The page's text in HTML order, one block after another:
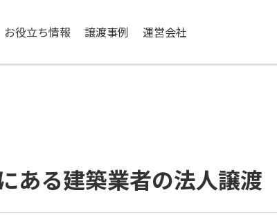
お役立ち情報 譲渡事例 運営会社
ある建築業者の法人譲渡